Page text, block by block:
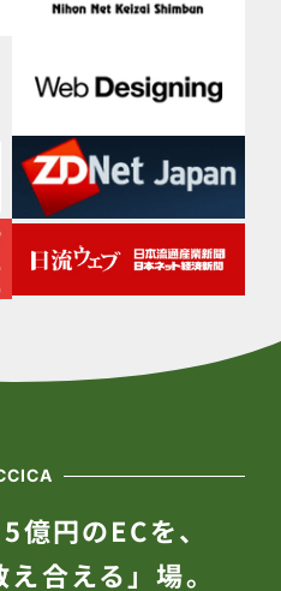
円のECを、
合える」場。